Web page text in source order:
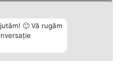
🙂 Vă rugăm